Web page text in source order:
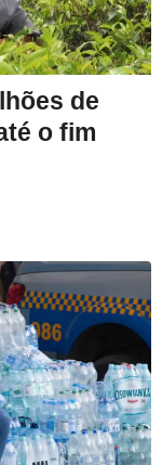
de
o fim